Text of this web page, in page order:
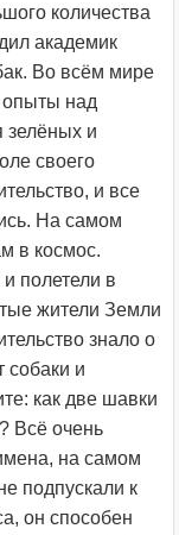
количества
академик
Во всём мире
опыты над
и
своего
и все
На самом
в космос.
полетели в
жители Земли
знало о
собаки и
как две шавки
Всё очень
на самом
подпускали к
он способен